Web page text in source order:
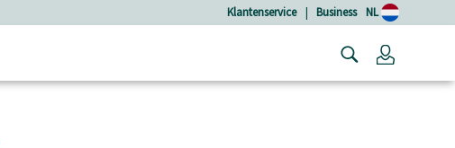
Klantenservice | Business NL